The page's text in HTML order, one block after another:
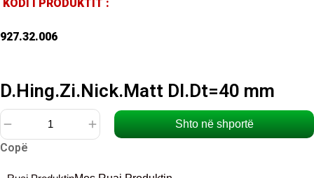
KODI I PRODUKTIT :
927.32.006
D.Hing.Zi.Nick.Matt Dl.Dt=40 mm
D.Hing.Zi.Nick.Matt
Shto në shportë
Copë